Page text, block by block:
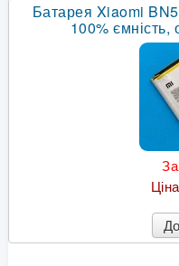
Батарея Xiaomi
100% ємність,